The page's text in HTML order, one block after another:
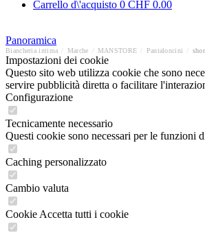
Carrello d\'acquisto 0 CHF 0.00
Panoramica
Biancheria intima Marche MANSTORE Pantaloncini
Impostazioni dei cookie
Questo sito web utilizza cookie che sono
servire pubblicità diretta o facilitare
Configurazione
Tecnicamente necessario
Questi cookie sono necessari per le funzioni
Caching personalizzato
Cambio valuta
Cookie Accetta tutti i cookie